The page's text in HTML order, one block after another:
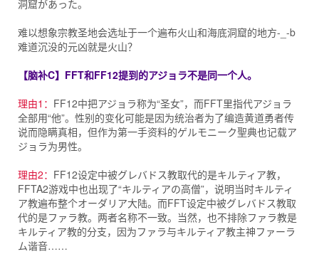
洞窟があった。
难以想象宗教圣地会选址于一个遍布火山和海底洞窟的地方-_-b
难道沉没的元凶就是火山？
【脑补C】FFT和FF12提到的アジョラ不是同一个人。
理由1： FF12中把アジョラ称为“圣女”，而FFT里指代アジョラ
全部用“他”。性别的变化可能是因为统治者为了编造黄道勇者传
说而隐瞒真相，但作为第一手资料的ゲルモニーク聖典也记载ア
ジョラ为男性。
理由2： FF12设定中被グレバドス教取代的是キルティア教，
FFTA2游戏中也出现了“キルティアの高僧”，说明当时キルティ
ア教遍布整个オーダリア大陆。而FFT设定中被グレバドス教取
代的是ファラ教。两者名称不一致。当然，也不排除ファラ教是
キルティア教的分支，因为ファラ与キルティア教主神ファーラ
ム谐音……